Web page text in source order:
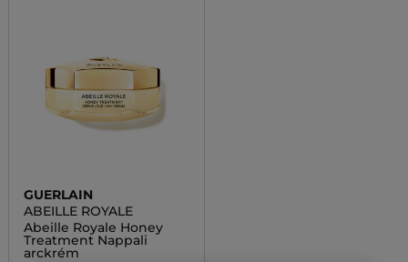
GUERLAIN
ABEILLE ROYALE
Abeille Royale Honey
Treatment Nappali
arckrém